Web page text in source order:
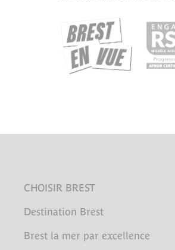
CHOISIR BREST
Destination Brest
Brest la mer par excellence